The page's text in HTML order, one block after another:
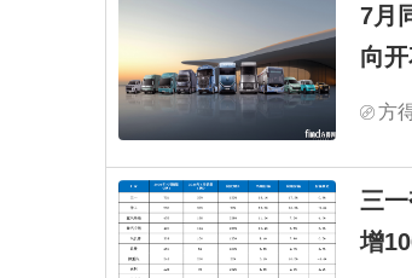
7月
向
方
三
增